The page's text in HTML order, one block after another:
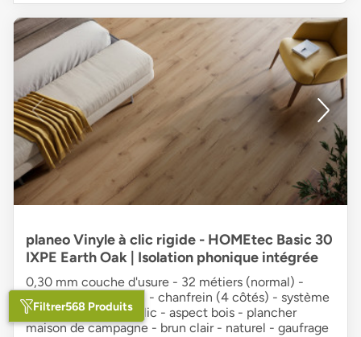
planeo Vinyle à clic rigide - HOMEtec Basic 30
IXPE Earth Oak | Isolation phonique intégrée
0,30 mm couche d'usure - 32 métiers (normal) -
Rigid SPC + isolation - chanfrein (4 côtés) - système
d'encliquetage UniClic - aspect bois - plancher
maison de campagne - brun clair - naturel - gaufrage
Filtrer568 Produits